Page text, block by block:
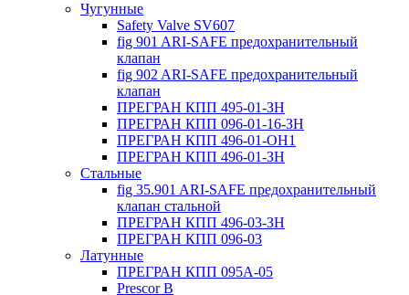
Чугунные
Safety Valve SV607
fig 901 ARI-SAFE предохранительный
клапан
fig 902 ARI-SAFE предохранительный
клапан
ПРЕГРАН КПП 495-01-ЗН
ПРЕГРАН КПП 096-01-16-ЗН
ПРЕГРАН КПП 496-01-ОН1
ПРЕГРАН КПП 496-01-ЗН
Стальные
fig 35.901 ARI-SAFE предохранительный
клапан стальной
ПРЕГРАН КПП 496-03-ЗН
ПРЕГРАН КПП 096-03
Латунные
ПРЕГРАН КПП 095А-05
Prescor B